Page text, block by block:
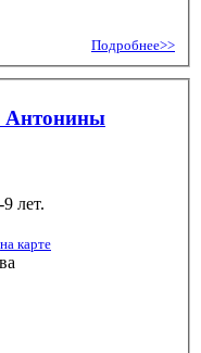
Подробнее>>
Антонины
лет.
на карте